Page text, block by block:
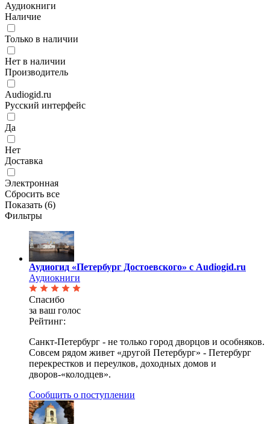
Аудиокниги
Наличие
Только в наличии
Нет в наличии
Производитель
Audiogid.ru
Русский интерфейс
Да
Нет
Доставка
Электронная
Сбросить все
Показать (6)
Фильтры
Аудиогид «Петербург Достоевского» с Audiogid.ru
Аудиокниги
Спасибо
за ваш голос
Рейтинг:
Cанкт-Петербург - не только город дворцов и особняков.
Совсем рядом живет «другой Петербург» - Петербург
перекрестков и переулков, доходных домов и
дворов-«колодцев».
Сообщить о поступлении